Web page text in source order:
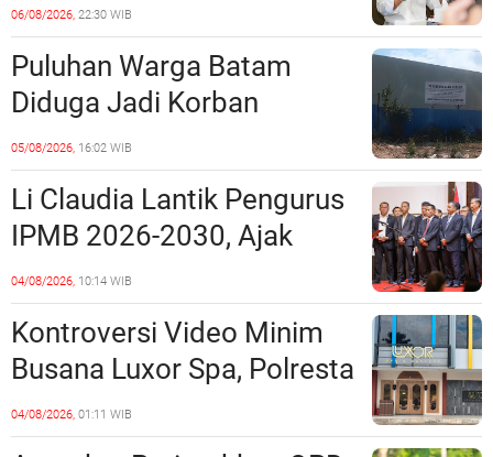
Ketentuan Peraturan
Perundang-undangan
06/08/2026, 22:30 WIB
Puluhan Warga Batam
Diduga Jadi Korban
Penipuan Kavling Hingga
Miliaran Rupiah, Laporan ke
Polda Kepri Jalan di
Tempat?
05/08/2026, 16:02 WIB
Li Claudia Lantik Pengurus
IPMB 2026-2030, Ajak
Perkuat Kerukunan dan
Sinergi dengan Pemko
Batam
04/08/2026, 10:14 WIB
Kontroversi Video Minim
Busana Luxor Spa, Polresta
Barelang Usut Tuntas
Unsur Pelanggaran Hukum
04/08/2026, 01:11 WIB